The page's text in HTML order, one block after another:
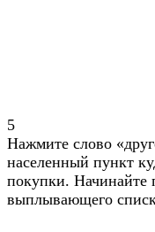
5
Нажмите слово
населенный пункт
покупки. Начинайте
выплывающего